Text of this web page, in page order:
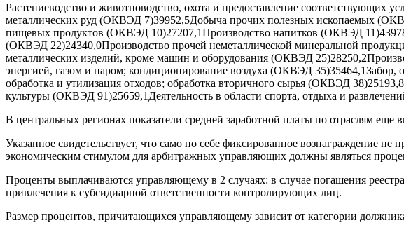
Растениеводство и животноводство, охота и предоставление
металлических руд (ОКВЭД 7)39952,5Добыча прочих полезных ископаемых
пищевых продуктов (ОКВЭД 10)27207,1Производство напитков (ОКВЭД
(ОКВЭД 22)24340,0Производство прочей неметаллической минеральной
металлических изделий, кроме машин и оборудования (ОКВЭД
энергией, газом и паром; кондиционирование воздуха (ОКВЭД
обработка и утилизация отходов; обработка вторичного сырья (ОКВЭД
культуры (ОКВЭД 91)25659,1Деятельность в области спорта, отдыха и
В центральных регионах показатели средней заработной платы по отраслям еще
Указанное свидетельствует, что само по себе фиксированное вознаграждение
экономическим стимулом для арбитражных управляющих должны являться
Проценты выплачиваются управляющему в 2 случаях: в случае погашения
привлечения к субсидиарной ответственности контролирующих лиц.
Размер процентов, причитающихся управляющему зависит от категории